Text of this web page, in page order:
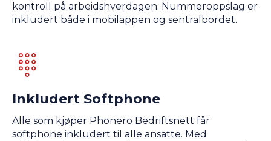
kontroll på arbeidshverdagen. Nummeroppslag er
inkludert både i mobilappen og sentralbordet.
Inkludert Softphone
Alle som kjøper Phonero Bedriftsnett får
softphone inkludert til alle ansatte. Med